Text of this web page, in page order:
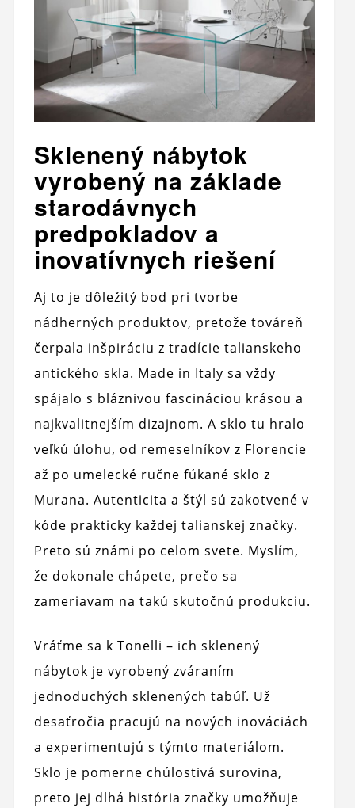
Sklenený nábytok
vyrobený na základe
starodávnych
predpokladov a
inovatívnych riešení
Aj to je dôležitý bod pri tvorbe
nádherných produktov, pretože továreň
čerpala inšpiráciu z tradície talianskeho
antického skla. Made in Italy sa vždy
spájalo s bláznivou fascináciou krásou a
najkvalitnejším dizajnom. A sklo tu hralo
veľkú úlohu, od remeselníkov z Florencie
až po umelecké ručne fúkané sklo z
Murana. Autenticita a štýl sú zakotvené v
kóde prakticky každej talianskej značky.
Preto sú známi po celom svete. Myslím,
že dokonale chápete, prečo sa
zameriavam na takú skutočnú produkciu.
Vráťme sa k Tonelli – ich sklenený
nábytok je vyrobený zváraním
jednoduchých sklenených tabúľ. Už
desaťročia pracujú na nových inováciách
a experimentujú s týmto materiálom.
Sklo je pomerne chúlostivá surovina,
preto jej dlhá história značky umožňuje